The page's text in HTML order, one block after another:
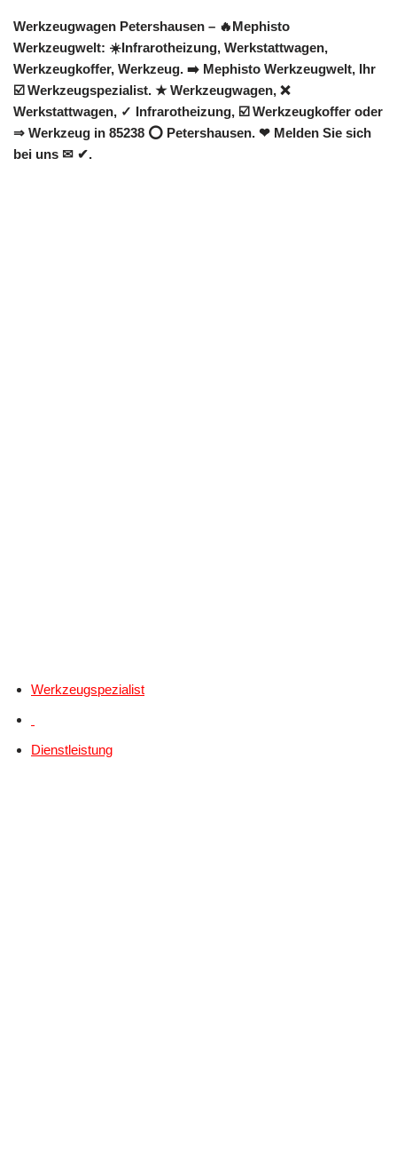
Werkzeugwagen Petershausen – 🔥Mephisto
Werkzeugwelt: ☀️Infrarotheizung, Werkstattwagen,
Werkzeugkoffer, Werkzeug. ➡️ Mephisto Werkzeugwelt, Ihr
☑️ Werkzeugspezialist. ★ Werkzeugwagen, ❌
Werkstattwagen, ✓ Infrarotheizung, ☑️ Werkzeugkoffer oder
⇒ Werkzeug in 85238 ⭕ Petershausen. ❤ Melden Sie sich
bei uns ✉ ✔.
Werkzeugspezialist
Dienstleistung